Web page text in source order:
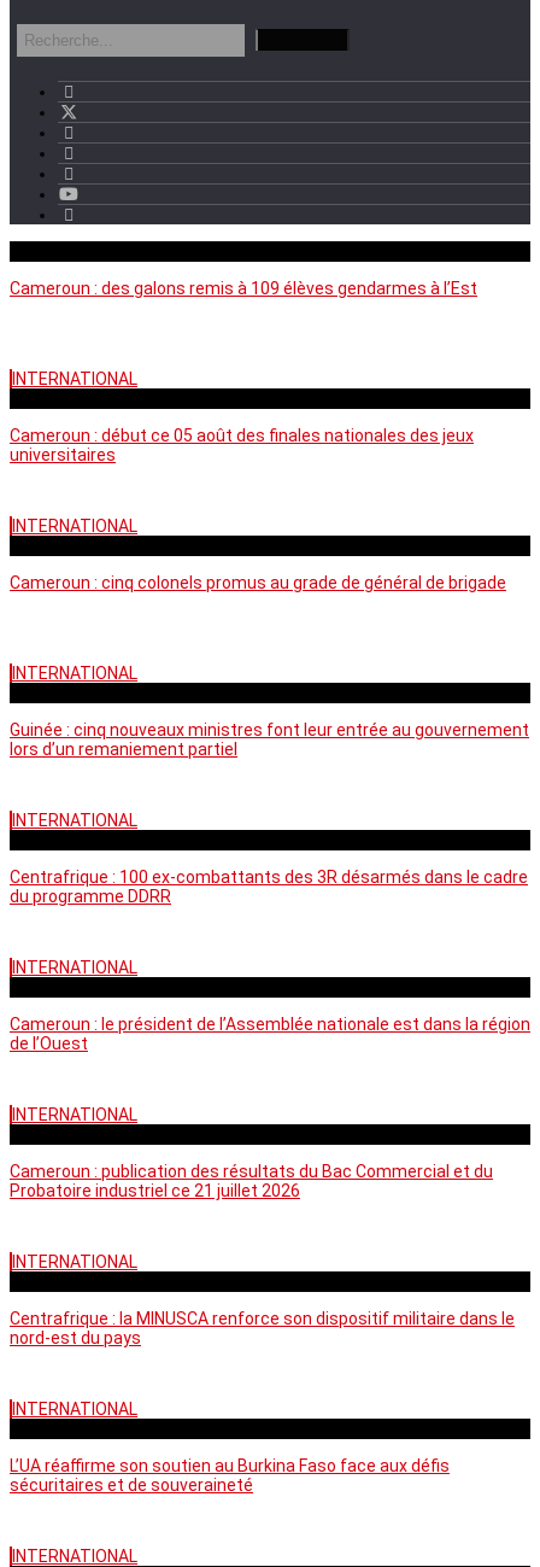
Cameroun : des galons remis à 109 élèves gendarmes à l’Est
INTERNATIONAL
Cameroun : début ce 05 août des finales nationales des jeux
universitaires
INTERNATIONAL
Cameroun : cinq colonels promus au grade de général de brigade
INTERNATIONAL
Guinée : cinq nouveaux ministres font leur entrée au gouvernement
lors d’un remaniement partiel
INTERNATIONAL
Centrafrique : 100 ex-combattants des 3R désarmés dans le cadre
du programme DDRR
INTERNATIONAL
Cameroun : le président de l’Assemblée nationale est dans la région
de l’Ouest
INTERNATIONAL
Cameroun : publication des résultats du Bac Commercial et du
Probatoire industriel ce 21 juillet 2026
INTERNATIONAL
Centrafrique : la MINUSCA renforce son dispositif militaire dans le
nord-est du pays
INTERNATIONAL
L’UA réaffirme son soutien au Burkina Faso face aux défis
sécuritaires et de souveraineté
INTERNATIONAL